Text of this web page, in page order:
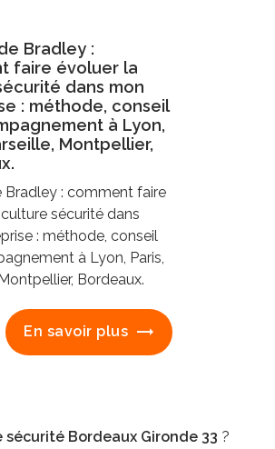
Bradley :
faire évoluer la
dans mon
: méthode, conseil
à Lyon,
Montpellier,
Bradley : comment faire
sécurité dans
: méthode, conseil
à Lyon, Paris,
Bordeaux.
En savoir plus
Bordeaux Gironde 33 ?